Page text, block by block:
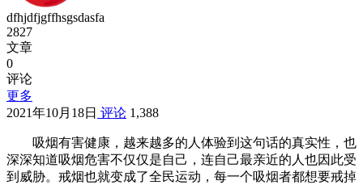
dfhjdfjgffhsgsdasfa
2827
文章
0
评论
更多
2021年10月18日 评论 1,388
吸烟有害健康，越来越多的人体验到这句话的真实性，也
深深知道吸烟危害不仅仅是自己，连自己最亲近的人也因此受
到威胁。戒烟也就变成了全民运动，每一个吸烟者都想要戒掉